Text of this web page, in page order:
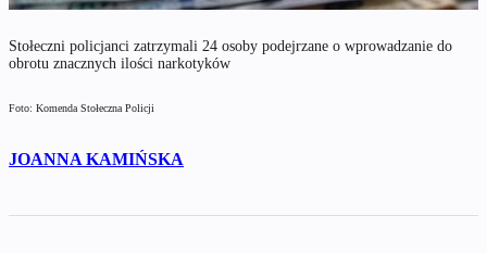
Stołeczni policjanci zatrzymali 24 osoby podejrzane o wprowadzanie do
obrotu znacznych ilości narkotyków
Foto: Komenda Stołeczna Policji
JOANNA KAMIŃSKA